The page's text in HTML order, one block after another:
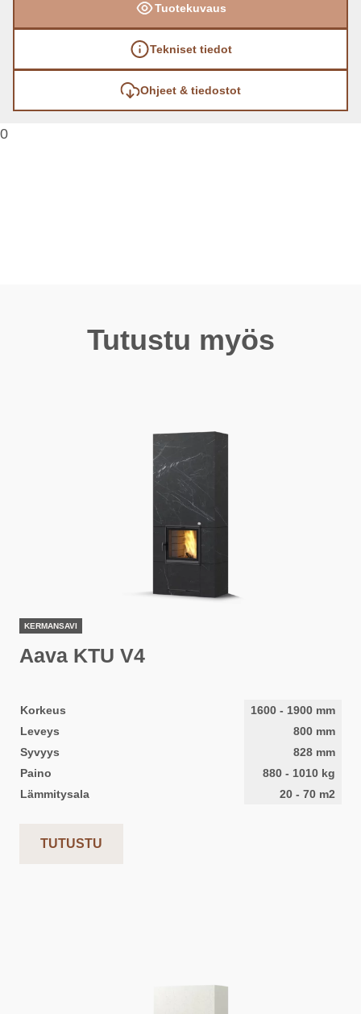
Tuotekuvaus
Tekniset tiedot
Ohjeet & tiedostot
0
Tutustu myös
KERMANSAVI
Aava KTU V4
Korkeus 1600 - 1900 mm
Leveys
800 mm
Syvyys
828 mm
Paino
880 - 1010 kg
Lämmitysala
20 - 70 m2
TUTUSTU